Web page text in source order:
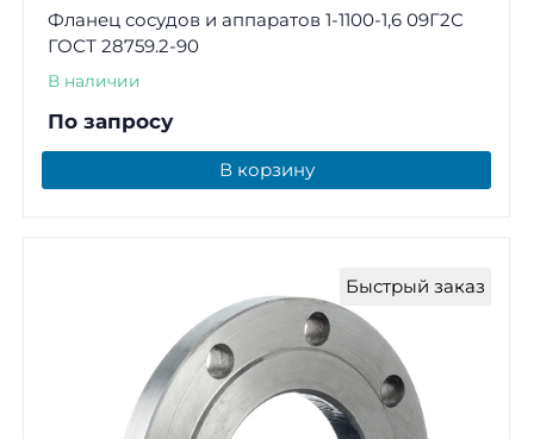
Фланец сосудов и аппаратов 1-1100-1,6 09Г2С
ГОСТ 28759.2-90
В наличии
По запросу
В корзину
Быстрый заказ